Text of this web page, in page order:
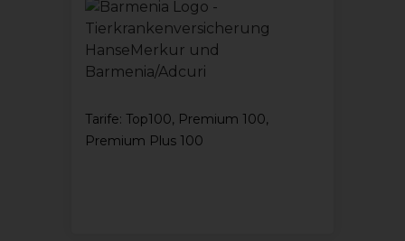
Tarife: Top100, Premium 100,
Premium Plus 100